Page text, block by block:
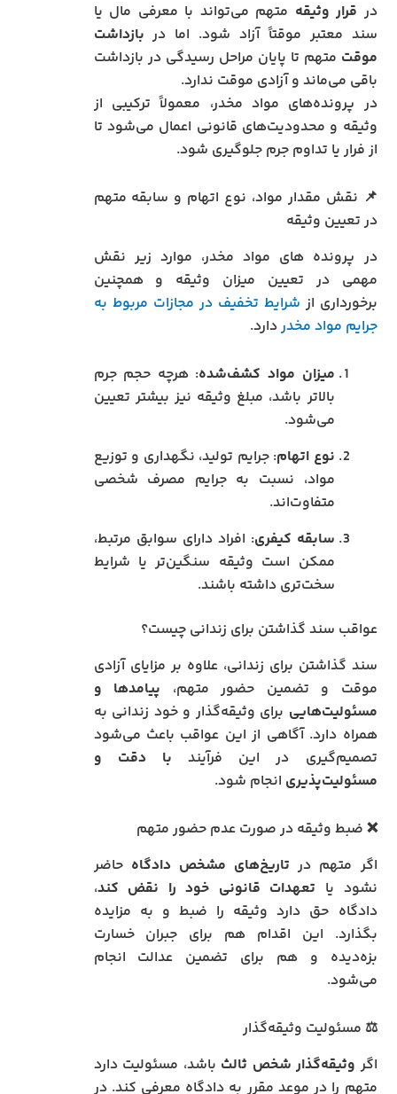
در قرار وثیقه متهم می‌تواند با معرفی مال یا
سند معتبر موقتاً آزاد شود. اما در بازداشت
موقت متهم تا پایان مراحل رسیدگی در بازداشت
باقی می‌ماند و آزادی موقت ندارد.
در پرونده‌های مواد مخدر، معمولاً ترکیبی از
وثیقه و محدودیت‌های قانونی اعمال می‌شود تا
از فرار یا تداوم جرم جلوگیری شود.
📌 نقش مقدار مواد، نوع اتهام و سابقه متهم
در تعیین وثیقه
در پرونده های مواد مخدر، موارد زیر نقش
مهمی در تعیین میزان وثیقه و همچنین
برخورداری از شرایط تخفیف در مجازات مربوط به
جرایم مواد مخدردارد.
میزان مواد کشف‌شده: هرچه حجم جرم
بالاتر باشد، مبلغ وثیقه نیز بیشتر تعیین
می‌شود.
نوع اتهام: جرایم تولید، نگهداری و توزیع
مواد، نسبت به جرایم مصرف شخصی
متفاوت‌اند.
سابقه کیفری: افراد دارای سوابق مرتبط،
ممکن است وثیقه سنگین‌تر یا شرایط
سخت‌تری داشته باشند.
عواقب سند گذاشتن برای زندانی چیست؟
سند گذاشتن برای زندانی، علاوه بر مزایای آزادی
موقت و تضمین حضور متهم، پیامدها و
مسئولیت‌هایی برای وثیقه‌گذار و خود زندانی به
همراه دارد. آگاهی از این عواقب باعث می‌شود
تصمیم‌گیری در این فرآیند با دقت و
مسئولیت‌پذیری انجام شود.
❌ ضبط وثیقه در صورت عدم حضور متهم
اگر متهم در تاریخ‌های مشخص دادگاه حاضر
نشود یا تعهدات قانونی خود را نقض کند،
دادگاه حق دارد وثیقه را ضبط و به مزایده
بگذارد. این اقدام هم برای جبران خسارت
بزه‌دیده و هم برای تضمین عدالت انجام
می‌شود.
⚖️ مسئولیت وثیقه‌گذار
اگر وثیقه‌گذار شخص ثالث باشد، مسئولیت دارد
متهم را در موعد مقرر به دادگاه معرفی کند. در